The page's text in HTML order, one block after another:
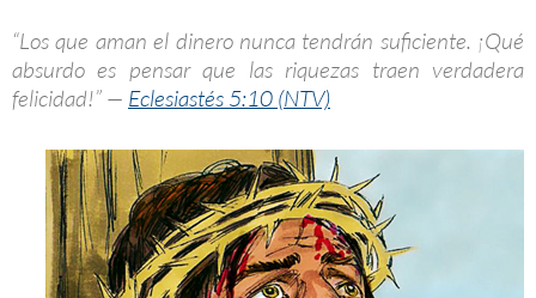
“Los que aman el dinero nunca tendrán suficiente. ¡Qué
absurdo es pensar que las riquezas traen verdadera
felicidad!” — Eclesiastés 5:10 (NTV)